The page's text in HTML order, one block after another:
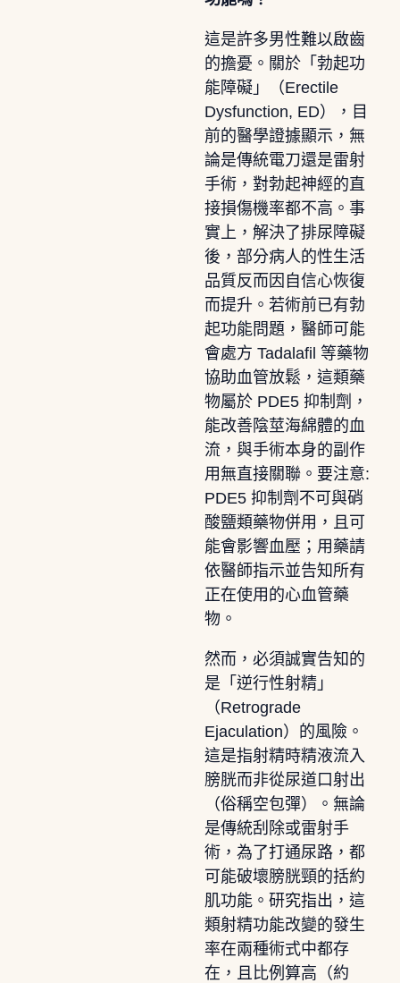
這是許多男性難以啟齒
的擔憂。關於「勃起功
能障礙」（Erectile
Dysfunction, ED），目
前的醫學證據顯示，無
論是傳統電刀還是雷射
手術，對勃起神經的直
接損傷機率都不高。事
實上，解決了排尿障礙
後，部分病人的性生活
品質反而因自信心恢復
而提升。若術前已有勃
起功能問題，醫師可能
會處方 Tadalafil 等藥物
協助血管放鬆，這類藥
物屬於 PDE5 抑制劑，
能改善陰莖海綿體的血
流，與手術本身的副作
用無直接關聯。要注意:
PDE5 抑制劑不可與硝
酸鹽類藥物併用，且可
能會影響血壓；用藥請
依醫師指示並告知所有
正在使用的心血管藥
物。
然而，必須誠實告知的
是「逆行性射精」
（Retrograde
Ejaculation）的風險。
這是指射精時精液流入
膀胱而非從尿道口射出
（俗稱空包彈）。無論
是傳統刮除或雷射手
術，為了打通尿路，都
可能破壞膀胱頸的括約
肌功能。研究指出，這
類射精功能改變的發生
率在兩種術式中都存
在，且比例算高（約